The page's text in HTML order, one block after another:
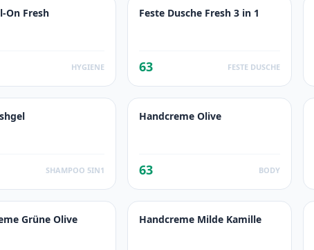
On Fresh
HYGIENE
Feste Dusche Fresh 3 in 1
63 FESTE DUSCHE
SHAMPOO 5IN1
Handcreme Olive
63 BODY
Grüne Olive Handcreme Milde Kamille